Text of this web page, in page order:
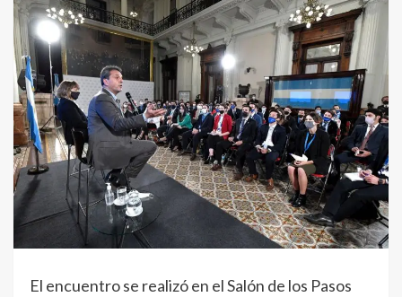
El encuentro se realizó en el Salón de los Pasos